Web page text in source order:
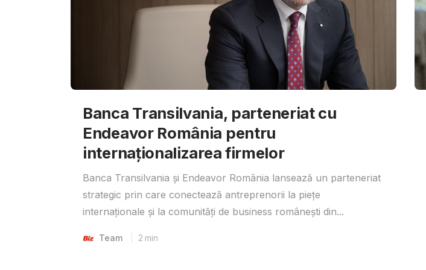
Banca Transilvania, parteneriat cu
Endeavor România pentru
internaționalizarea firmelor
Banca Transilvania și Endeavor România lansează un parteneriat
strategic prin care conectează antreprenorii la piețe
internaționale și la comunități de business românești din...
Team 2 min